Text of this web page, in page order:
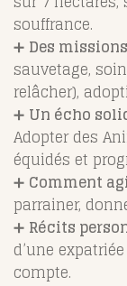
souffrance.
➕ Des
sauvetage,
relâcher),
➕ Un écho
Adopter des
équidés et
➕ Comment
parrainer,
➕ Récits
d’une
compte.